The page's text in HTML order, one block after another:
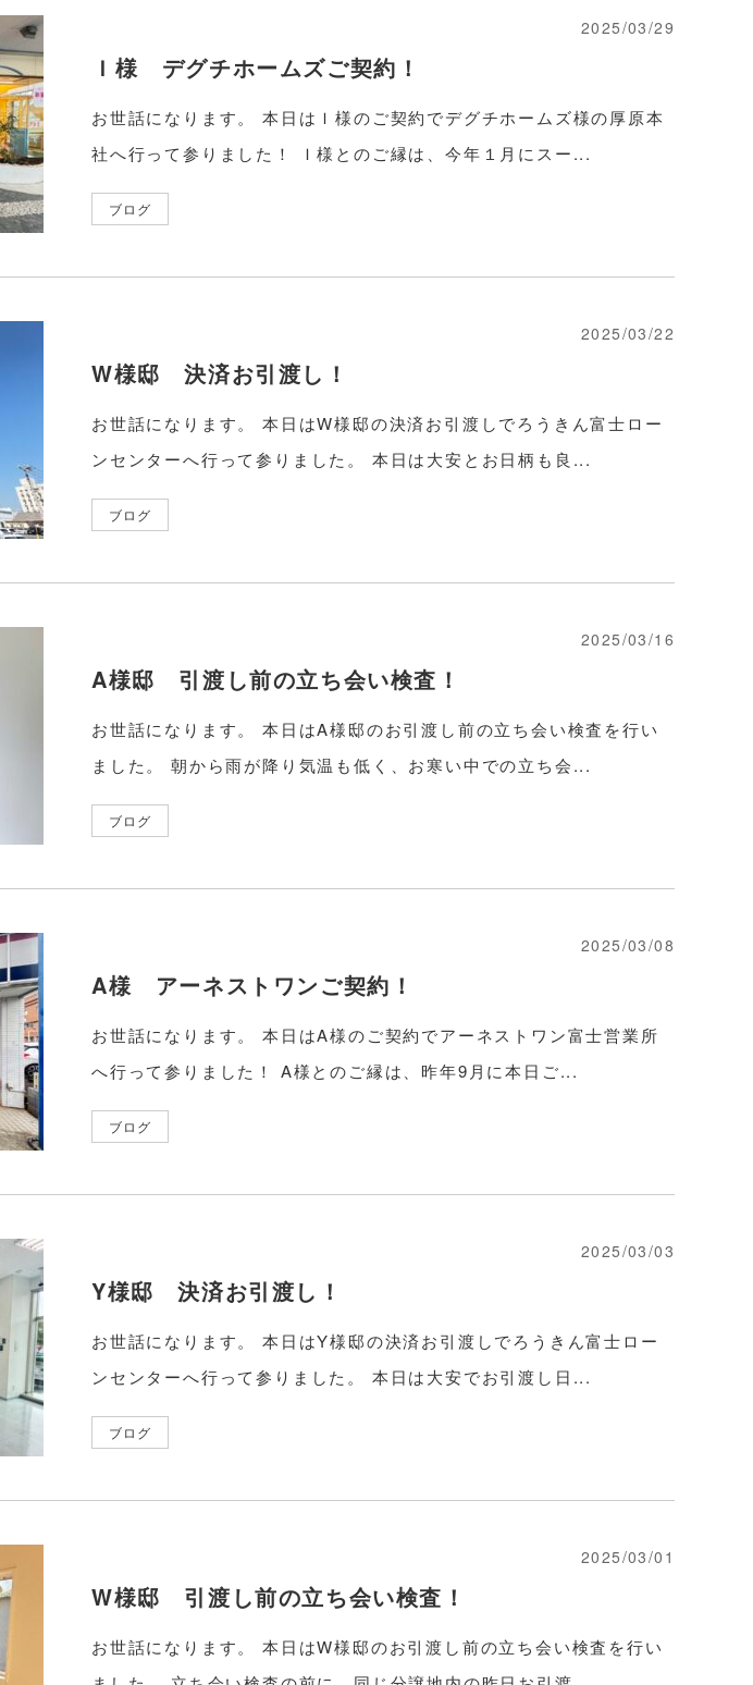
2025/03/29
Ｉ様 デグチホームズご契約！
お世話になります。 本日はＩ様のご契約でデグチホームズ様の厚原本
社へ行って参りました！ Ｉ様とのご縁は、今年１月にスー...
ブログ
2025/03/22
W様邸 決済お引渡し！
お世話になります。 本日はW様邸の決済お引渡しでろうきん富士ロー
ンセンターへ行って参りました。 本日は大安とお日柄も良...
ブログ
2025/03/16
A様邸 引渡し前の立ち会い検査！
お世話になります。 本日はA様邸のお引渡し前の立ち会い検査を行い
ました。 朝から雨が降り気温も低く、お寒い中での立ち会...
ブログ
2025/03/08
A様 アーネストワンご契約！
お世話になります。 本日はA様のご契約でアーネストワン富士営業所
へ行って参りました！ A様とのご縁は、昨年9月に本日ご...
ブログ
2025/03/03
Y様邸 決済お引渡し！
お世話になります。 本日はY様邸の決済お引渡しでろうきん富士ロー
ンセンターへ行って参りました。 本日は大安でお引渡し日...
ブログ
2025/03/01
W様邸 引渡し前の立ち会い検査！
お世話になります。 本日はW様邸のお引渡し前の立ち会い検査を行い